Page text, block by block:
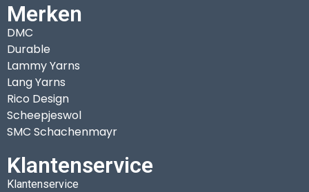
Merken
DMC
Durable
Lammy Yarns
Lang Yarns
Rico Design
Scheepjeswol
SMC Schachenmayr
Klantenservice
Klantenservice